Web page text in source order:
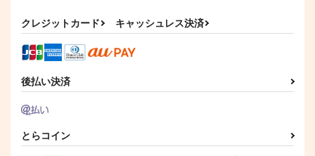
ACTIVEITEM
220円（税込）
仙道彰×三井寿
作品詳細
メール
作品詳細
長谷部陸夫
作品詳細
クレジットカード キャッシュレス決済
後払い決済
とらコイン